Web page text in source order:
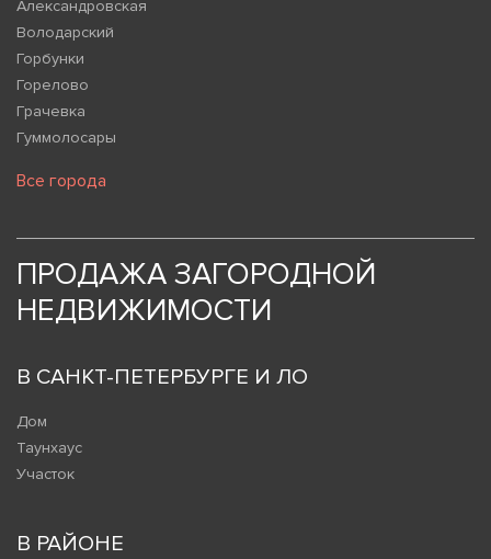
Александровская
Володарский
Горбунки
Горелово
Грачевка
Гуммолосары
Все города
ПРОДАЖА ЗАГОРОДНОЙ
НЕДВИЖИМОСТИ
В САНКТ-ПЕТЕРБУРГЕ И ЛО
Дом
Таунхаус
Участок
В РАЙОНЕ